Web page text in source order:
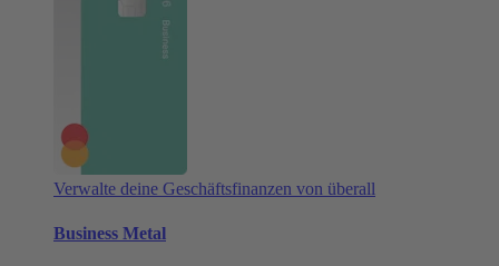
Verwalte deine Geschäftsfinanzen von überall
Business Metal